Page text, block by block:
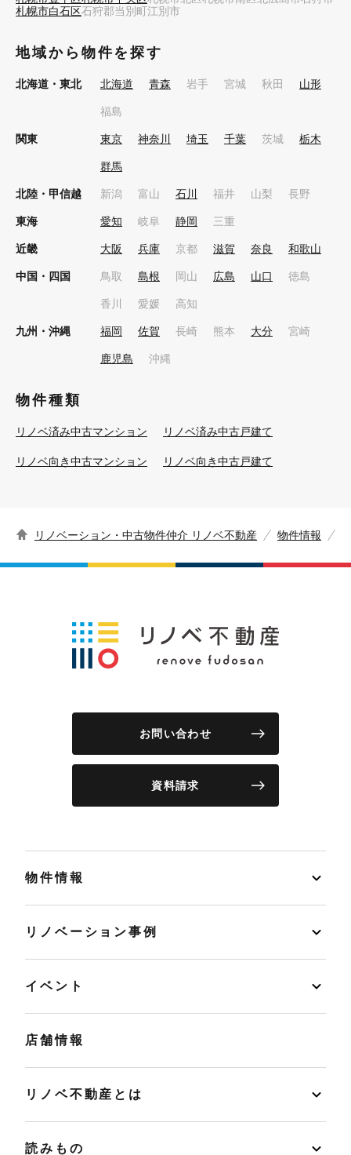
札幌市白石区石狩郡当別町江別市
地域から物件を探す
北海道・東北 北海道 青森 岩手 宮城 秋田 山形
福島
関東 東京 神奈川 埼玉 千葉 茨城 栃木
群馬
北陸・甲信越 新潟 富山 石川 福井 山梨 長野
東海 愛知 岐阜 静岡 三重
近畿 大阪 兵庫 京都 滋賀 奈良 和歌山
中国・四国 鳥取 島根 岡山 広島 山口 徳島
香川 愛媛 高知
九州・沖縄 福岡 佐賀 長崎 熊本 大分 宮崎
鹿児島 沖縄
物件種類
リノベ済み中古マンション リノベ済み中古戸建て
リノベ向き中古マンション リノベ向き中古戸建て
リノベーション・中古物件仲介 リノベ不動産 物件情報
お問い合わせ
資料請求
物件情報
リノベーション事例
イベント
店舗情報
リノベ不動産とは
読みもの